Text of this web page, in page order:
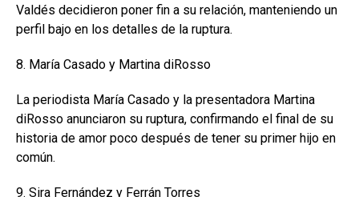
Valdés decidieron poner fin a su relación, manteniendo un
perfil bajo en los detalles de la ruptura.
8. María Casado y Martina diRosso
La periodista María Casado y la presentadora Martina
diRosso anunciaron su ruptura, confirmando el final de su
historia de amor poco después de tener su primer hijo en
común.
9. Sira Fernández y Ferrán Torres